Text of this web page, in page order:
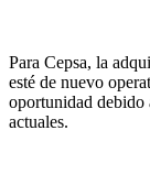
Para Cepsa, la
esté de nuevo
oportunidad debido
actuales.